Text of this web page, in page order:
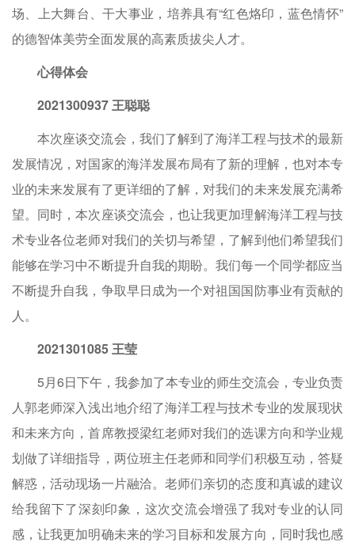
场、上大舞台、干大事业，培养具有“红色烙印，蓝色情怀”
的德智体美劳全面发展的高素质拔尖人才。
心得体会
2021300937 王聪聪
本次座谈交流会，我们了解到了海洋工程与技术的最新
发展情况，对国家的海洋发展布局有了新的理解，也对本专
业的未来发展有了更详细的了解，对我们的未来发展充满希
望。同时，本次座谈交流会，也让我更加理解海洋工程与技
术专业各位老师对我们的关切与希望，了解到他们希望我们
能够在学习中不断提升自我的期盼。我们每一个同学都应当
不断提升自我，争取早日成为一个对祖国国防事业有贡献的
人。
2021301085 王莹
5月6日下午，我参加了本专业的师生交流会，专业负责
人郭老师深入浅出地介绍了海洋工程与技术专业的发展现状
和未来方向，首席教授梁红老师对我们的选课方向和学业规
划做了详细指导，两位班主任老师和同学们积极互动，答疑
解惑，活动现场一片融洽。老师们亲切的态度和真诚的建议
给我留下了深刻印象，这次交流会增强了我对专业的认同
感，让我更加明确未来的学习目标和发展方向，同时我也感